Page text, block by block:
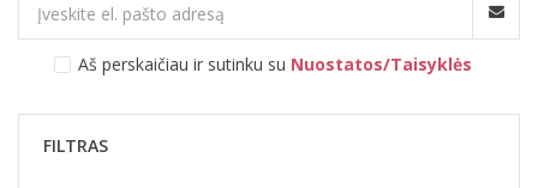
Aš perskaičiau ir sutinku su Nuostatos/Taisyklės
FILTRAS